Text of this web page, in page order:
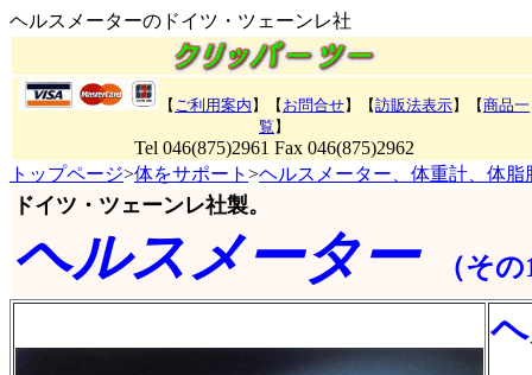
ヘルスメーターのドイツ・ツェーンレ社
【 ご利用案内 】【 お問合せ】【訪販法表示】 【商品一
覧 】
Tel 046(875)2961 Fax 046(875)2962
トップページ>体をサポート >ヘルスメーター、体重計、体脂
ドイツ・ツェーンレ社製。
ヘルスメーター （そ